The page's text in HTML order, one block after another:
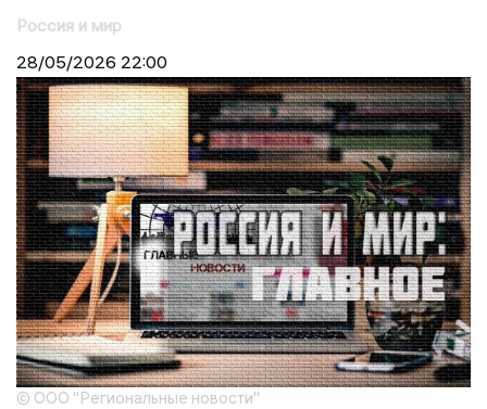
Россия и мир
28/05/2026 22:00
© ООО "Региональные новости"